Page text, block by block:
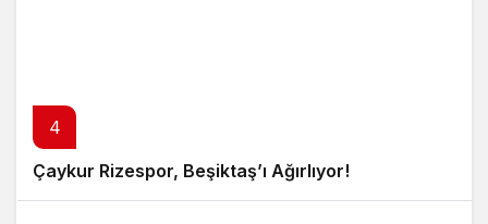
4
Çaykur Rizespor, Beşiktaş’ı Ağırlıyor!